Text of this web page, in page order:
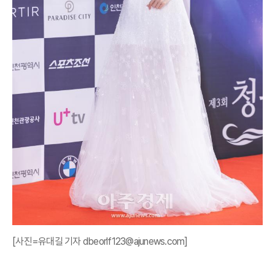
[사진=유대길 기자 dbeorlf123@ajunews.com]